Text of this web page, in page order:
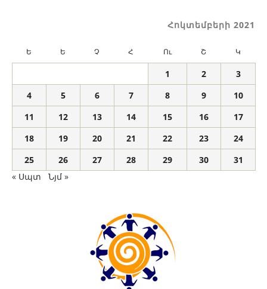
Հոկտեմբերի 2021
Ե Ե Չ Հ Ու Շ Կ
1 2
3
4
5 6 7 8 9
10
11
12 13 14 15 16
17
18
19 20 21 22 23
24
25
26 27 28 29 30
31
« Սպտ
Նյմ »